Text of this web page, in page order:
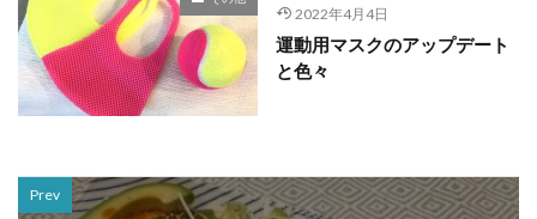
2022年4月4日
運動用マスクのアップデート
と色々
Prev